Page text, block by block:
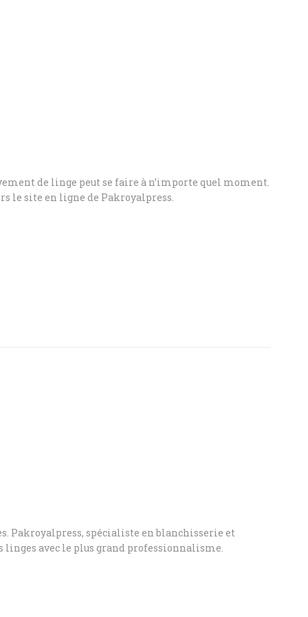
de linge peut se faire à n’importe quel moment.
le site en ligne de Pakroyalpress.
Pakroyalpress, spécialiste en blanchisserie et
avec le plus grand professionnalisme.